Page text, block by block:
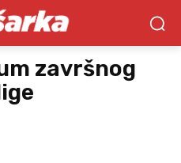
završnog